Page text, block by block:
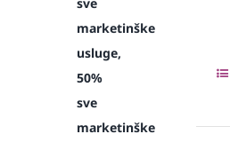
marketinške
usluge,
50%
sve
marketinške